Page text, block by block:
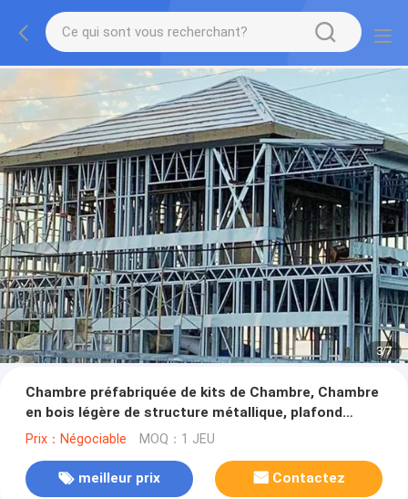
3/7
Chambre préfabriquée de kits de Chambre, Chambre
en bois légère de structure métallique, plafond
différent de couleur
Prix：Négociable MOQ：1 JEU
meilleur prix Contactez